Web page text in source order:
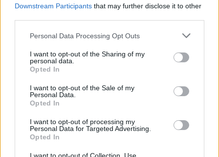
Downstream Participants that may further disclose it to other
Personal Data Processing Opt Outs
I want to opt-out of the Sharing of my
personal data.
Opted In
I want to opt-out of the Sale of my
Personal Data.
Opted In
I want to opt-out of processing my
Personal Data for Targeted Advertising.
Opted In
vaiko gyvybių išgelbėti nepavyko
Žinios | Lietuvos diena
00:00:57
Savaitės vidurys nusimato karštas: temperatūra kils iki
32 laipsnių šilumos